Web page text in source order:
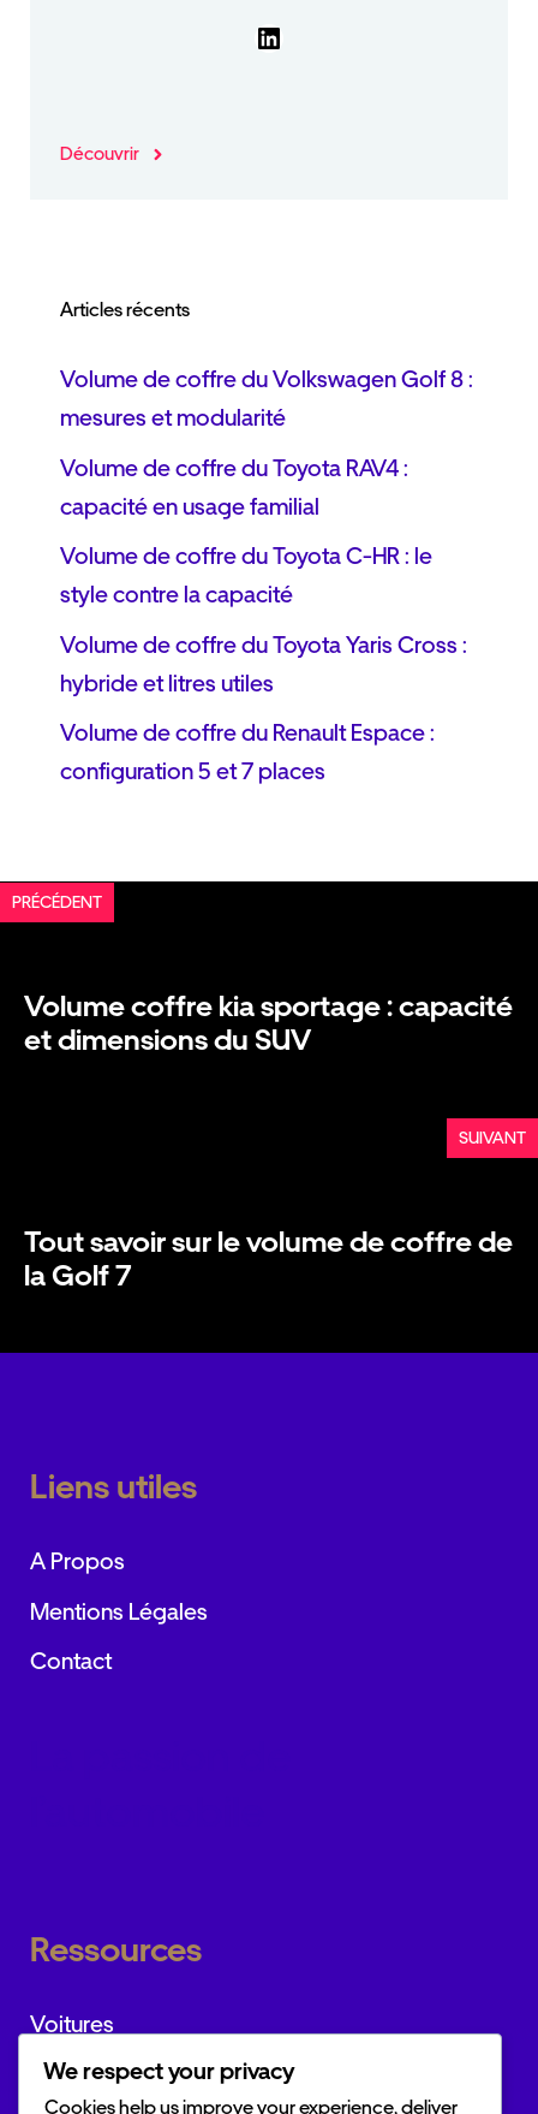
LinkedIn
Découvrir
Articles récents
Volume de coffre du Volkswagen Golf 8 :
mesures et modularité
Volume de coffre du Toyota RAV4 :
capacité en usage familial
Volume de coffre du Toyota C-HR : le
style contre la capacité
Volume de coffre du Toyota Yaris Cross :
hybride et litres utiles
Volume de coffre du Renault Espace :
configuration 5 et 7 places
PRÉCÉDENT
Volume coffre kia sportage : capacité
et dimensions du SUV
SUIVANT
Tout savoir sur le volume de coffre de
la Golf 7
Liens utiles
A Propos
Mentions Légales
Contact
Ressources
Voitures
Marques
We respect your privacy
Cookies help us improve your experience, deliver